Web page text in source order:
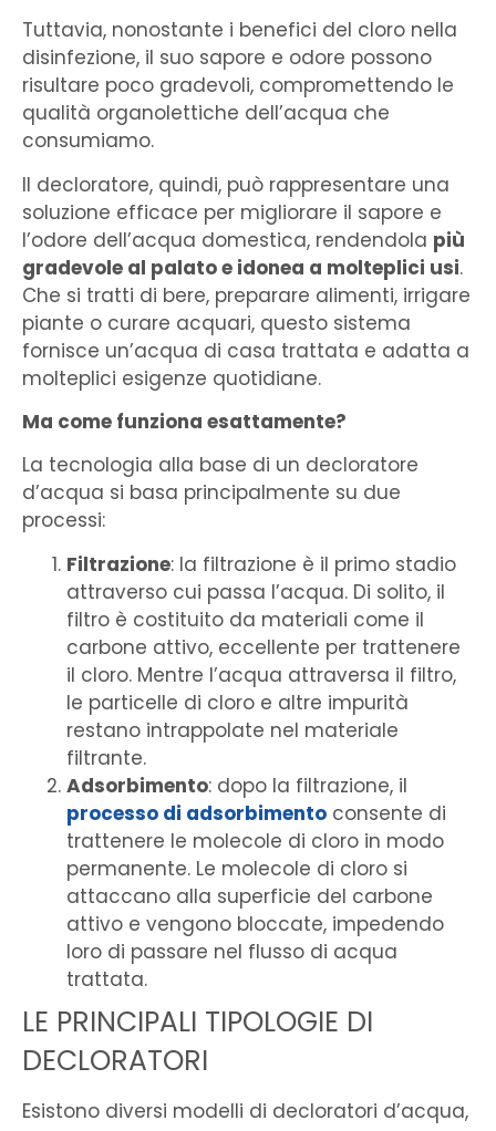
Tuttavia, nonostante i benefici del cloro nella
disinfezione, il suo sapore e odore possono
risultare poco gradevoli, compromettendo le
qualità organolettiche dell’acqua che
consumiamo.
Il decloratore, quindi, può rappresentare una
soluzione efficace per migliorare il sapore e
l’odore dell’acqua domestica, rendendola più
gradevole al palato e idonea a molteplici usi.
Che si tratti di bere, preparare alimenti, irrigare
piante o curare acquari, questo sistema
fornisce un’acqua di casa trattata e adatta a
molteplici esigenze quotidiane.
Ma come funziona esattamente?
La tecnologia alla base di un decloratore
d’acqua si basa principalmente su due
processi:
Filtrazione: la filtrazione è il primo stadio
attraverso cui passa l’acqua. Di solito, il
filtro è costituito da materiali come il
carbone attivo, eccellente per trattenere
il cloro. Mentre l’acqua attraversa il filtro,
le particelle di cloro e altre impurità
restano intrappolate nel materiale
filtrante.
Adsorbimento: dopo la filtrazione, il
processo di adsorbimento consente di
trattenere le molecole di cloro in modo
permanente. Le molecole di cloro si
attaccano alla superficie del carbone
attivo e vengono bloccate, impedendo
loro di passare nel flusso di acqua
trattata.
LE PRINCIPALI TIPOLOGIE DI
DECLORATORI
Esistono diversi modelli di decloratori d’acqua,